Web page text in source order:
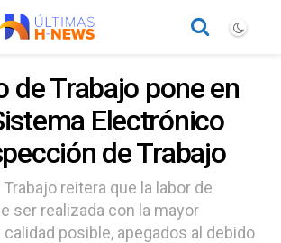
de Trabajo pone en
Electrónico
de Trabajo
reitera que la labor de
ser realizada con la mayor
posible, apegados al debido